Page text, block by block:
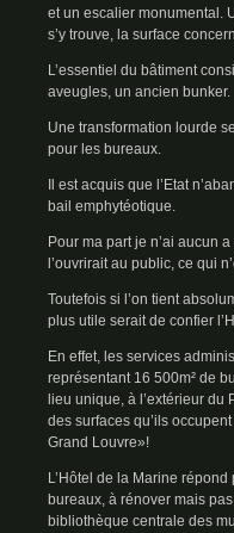
et un escalier monumental.
s’y trouve, la surface
L’essentiel du bâtiment
aveugles, un ancien bunker.
Une transformation lourde
pour les bureaux.
Il est acquis que l’Etat
bail emphytéotique.
Pour ma part je n’ai aucun
l’ouvrirait au public, ce qui
Toutefois si l’on tient
plus utile serait de confier
En effet, les services
représentant 16 500m² de
lieu unique, à l’extérieur
des surfaces qu’ils
Grand Louvre»!
L’Hôtel de la Marine
bureaux, à rénover mais
bibliothèque centrale des